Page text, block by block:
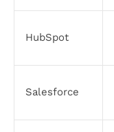
HubSpot
Salesforce